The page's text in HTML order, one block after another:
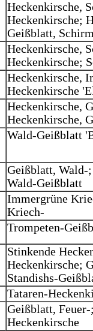
Heckenkirsche,
Heckenkirsche;
Geißblatt,
Heckenkirsche,
Heckenkirsche;
Heckenkirsche,
Heckenkirsche
Heckenkirsche,
Heckenkirsche,
Wald-Geißblatt
Geißblatt, Wald-
Wald-Geißblatt
Immergrüne
Kriech-
Trompeten-
Stinkende
Heckenkirsche;
Standishs-
Tataren-
Geißblatt,
Heckenkirsche